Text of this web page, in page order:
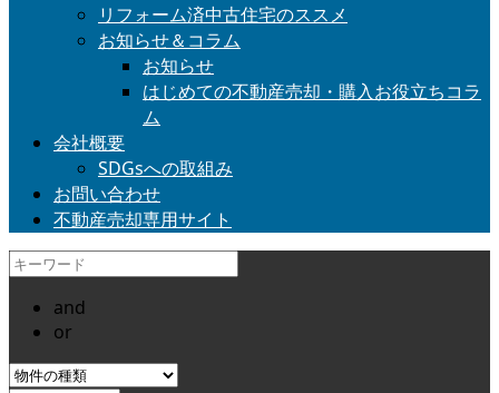
リフォーム済中古住宅のススメ
お知らせ＆コラム
お知らせ
はじめての不動産売却・購入お役立ちコラ
ム
会社概要
SDGsへの取組み
お問い合わせ
不動産売却専用サイト
and
or